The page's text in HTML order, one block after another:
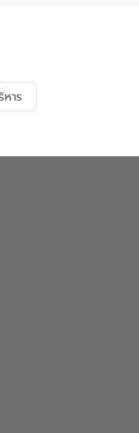
และเตรียมความพร้อม
ของเมือง รวมถึงการ
รมแห่งอนาคต ตลอดจน
าทายจากวิกฤตการ
งจุดแข็งและความ
ระสบการณ์และ
ยน้ำครบวงจรในพื้นที่ EEC
เพื่อร่วมกันศึกษา
ปรุงคุณภาพน้ำ (Water
รูปแบบการดำเนินงาน
กการขยายตัวของ
น้ำเสีย กล่าวถึงภารกิจ
หาร